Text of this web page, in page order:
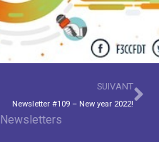
SUIVANT
Newsletter #109 – New year 2022!
Newsletters